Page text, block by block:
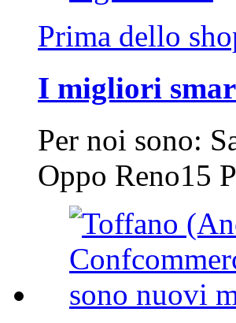
Prima dello
I migliori
Per noi sono:
Oppo Reno15